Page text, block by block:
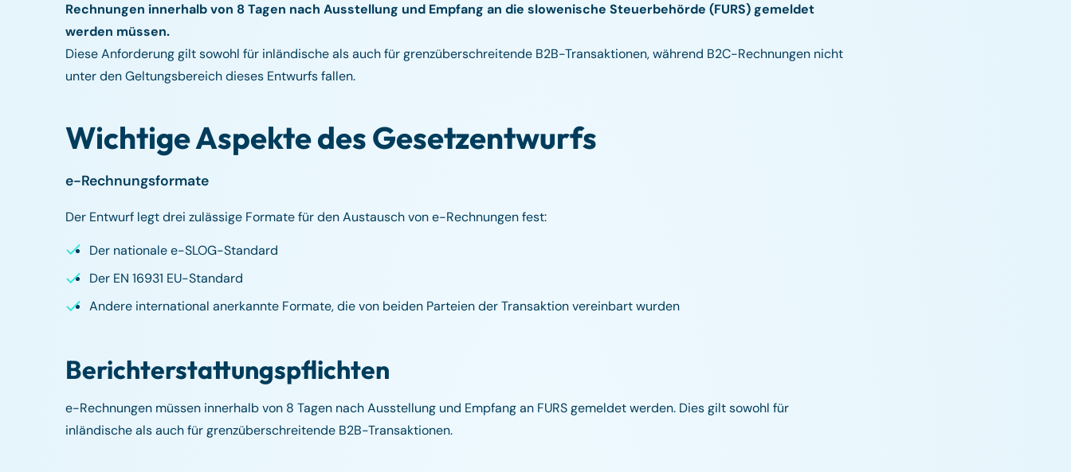
Rechnungen innerhalb von 8 Tagen nach Ausstellung und Empfang an die slowenische Steuerbehörde (FURS) gemeldet
werden müssen.
Diese Anforderung gilt sowohl für inländische als auch für grenzüberschreitende B2B-Transaktionen, während B2C-Rechnungen nicht
unter den Geltungsbereich dieses Entwurfs fallen.
Wichtige Aspekte des Gesetzentwurfs
e-Rechnungsformate
Der Entwurf legt drei zulässige Formate für den Austausch von e-Rechnungen fest:
Der nationale e-SLOG-Standard
Der EN 16931 EU-Standard
Andere international anerkannte Formate, die von beiden Parteien der Transaktion vereinbart wurden
Berichterstattungspflichten
e-Rechnungen müssen innerhalb von 8 Tagen nach Ausstellung und Empfang an FURS gemeldet werden. Dies gilt sowohl für
inländische als auch für grenzüberschreitende B2B-Transaktionen.